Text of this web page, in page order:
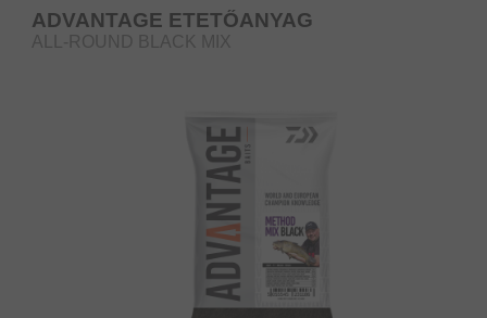
ADVANTAGE ETETŐANYAG
ALL-ROUND BLACK MIX